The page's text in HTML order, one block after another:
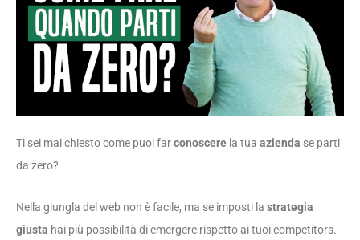
Ti sei mai chiesto come puoi farconoscere la tua azienda se parti
da zero?
Nella giungla del web non è facile, ma se imposti la strategia
giusta hai più possibilità di emergere rispetto ai tuoi competitors.